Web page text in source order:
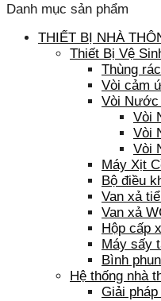
Danh mục sản phẩm
THIẾT BỊ NHÀ
Thiết Bị Vệ
Thùng
Vòi cảm
Vòi
Vòi
Vòi
Vòi
Máy Xịt
Bộ điều
Van xả
Van xả
Hộp cấp
Máy sấy
Bình
Hệ thống nhà
Giải